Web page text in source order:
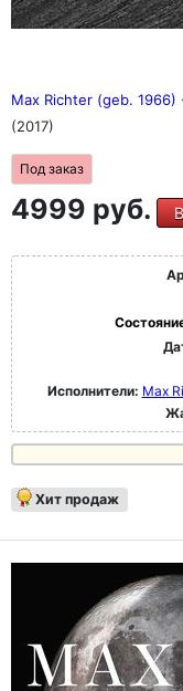
Max Richter (geb.
(2017)
Под заказ
4999 руб.
Исполнители: Max
Хит продаж